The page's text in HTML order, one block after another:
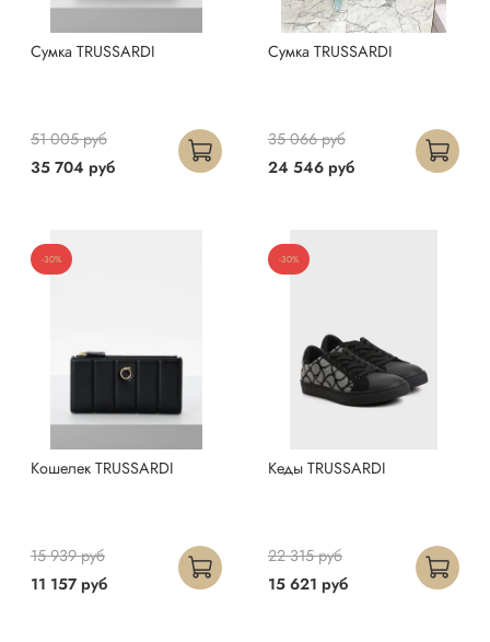
Сумка TRUSSARDI
35 704 руб
51 005 руб
Сумка TRUSSARDI
24 546 руб
35 066 руб
-30%
Кошелек TRUSSARDI
11 157 руб
15 939 руб
-30%
Кеды TRUSSARDI
15 621 руб
22 315 руб